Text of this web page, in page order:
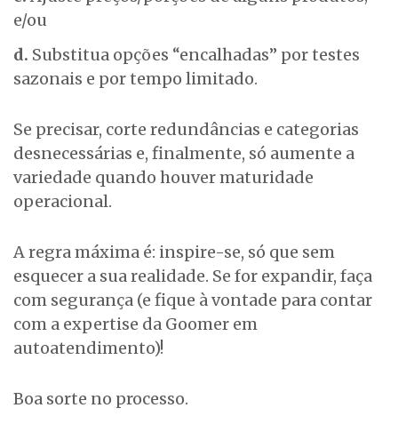
e/ou
d. Substitua opções “encalhadas” por testes
sazonais e por tempo limitado.
Se precisar, corte redundâncias e categorias
desnecessárias e, finalmente, só aumente a
variedade quando houver maturidade
operacional.
A regra máxima é: inspire-se, só que sem
esquecer a sua realidade. Se for expandir, faça
com segurança (e fique à vontade para contar
com a expertise da Goomer em
autoatendimento)!
Boa sorte no processo.